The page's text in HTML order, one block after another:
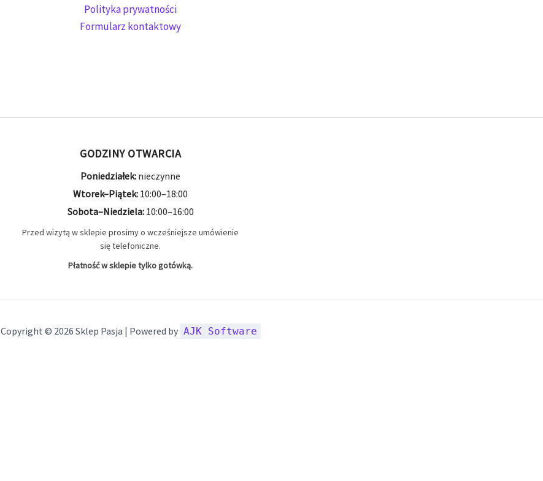
Polityka prywatności
Formularz kontaktowy
GODZINY OTWARCIA
Poniedziałek: nieczynne
Wtorek–Piątek: 10:00–18:00
Sobota–Niedziela:10:00–16:00
Przed wizytą w sklepie prosimy o wcześniejsze umówienie
się telefoniczne.
Płatność w sklepie tylko gotówką.
Copyright © 2026 Sklep Pasja | Powered by AJK Software